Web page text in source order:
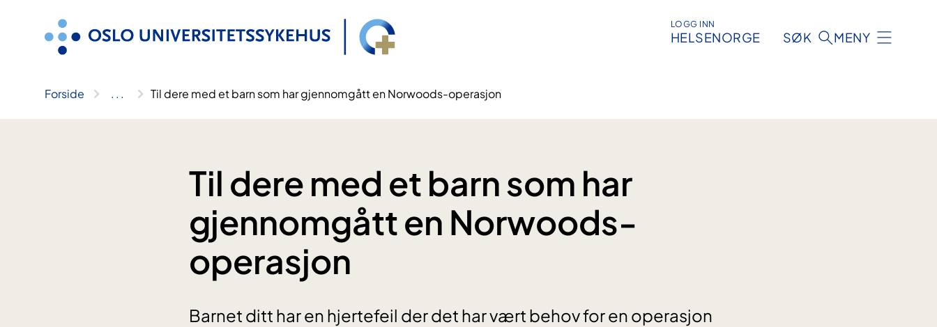
LOGG INN
HELSENORGE SØK MENY
Forside .. . Til dere med et barn som har gjennomgått en Norwoods-operasjon
Til dere med et barn som har
gjennomgått en Norwoods-
operasjon
Barnet ditt har en hjertefeil der det har vært behov for en operasjon